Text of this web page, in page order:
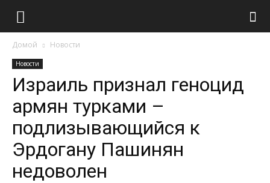
Домой Новости
Новости
Израиль признал геноцид
армян турками –
подлизывающийся к
Эрдогану Пашинян
недоволен